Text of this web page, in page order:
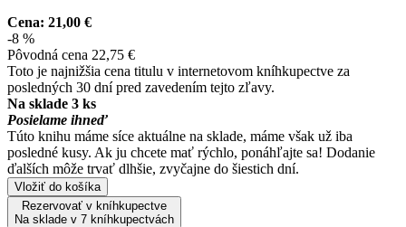
Cena: 21,00 €
-8 %
Pôvodná cena 22,75 €
Toto je najnižšia cena titulu v internetovom kníhkupectve za
posledných 30 dní pred zavedením tejto zľavy.
Na sklade 3 ks
Posielame ihneď
Túto knihu máme síce aktuálne na sklade, máme však už iba
posledné kusy. Ak ju chcete mať rýchlo, ponáhľajte sa! Dodanie
ďalších môže trvať dlhšie, zvyčajne do šiestich dní.
Vložiť do košíka
Rezervovať v kníhkupectve
Na sklade v 7 kníhkupectvách